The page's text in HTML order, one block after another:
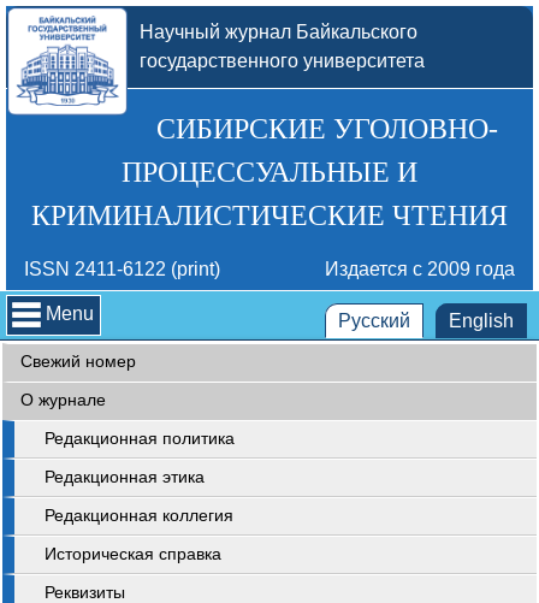
Научный журнал Байкальского
государственного университета
СИБИРСКИЕ УГОЛОВНО-
ПРОЦЕССУАЛЬНЫЕ И
КРИМИНАЛИСТИЧЕСКИЕ ЧТЕНИЯ
ISSN 2411-6122 (print) Издается с 2009 года
Menu Русский English
Свежий номер
О журнале
Редакционная политика
Редакционная этика
Редакционная коллегия
Историческая справка
Реквизиты